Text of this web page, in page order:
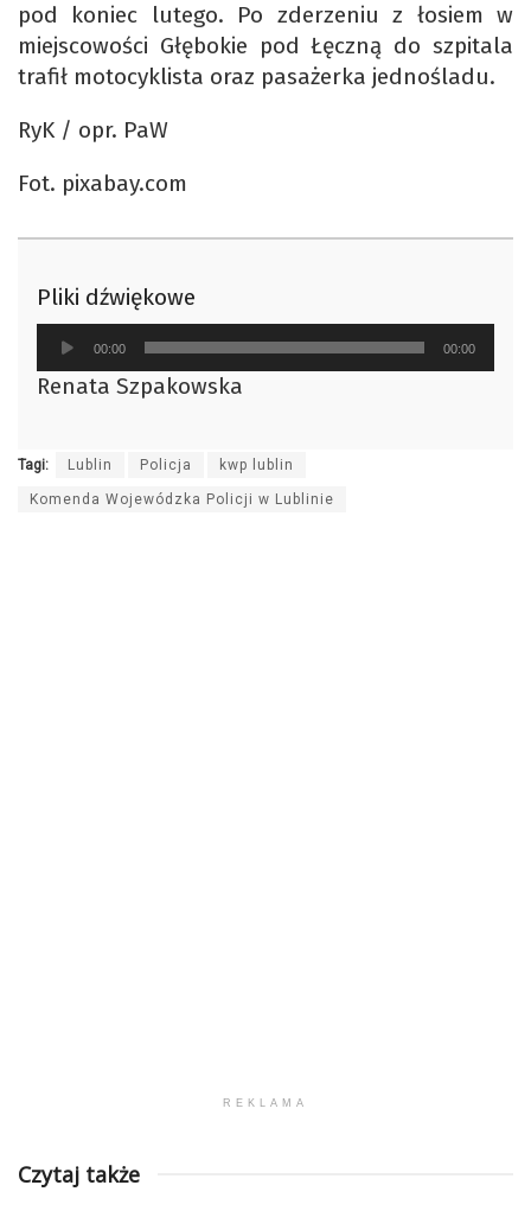
pod koniec lutego. Po zderzeniu z łosiem w
miejscowości Głębokie pod Łęczną do szpitala
trafił motocyklista oraz pasażerka jednośladu.
RyK / opr. PaW
Fot. pixabay.com
Pliki dźwiękowe
Odtwarzacz
plików
dźwiękowych
00:00 00:00
Renata Szpakowska
Tagi: Lublin Policja kwp lublin
Komenda Wojewódzka Policji w Lublinie
REKLAMA
Czytaj także